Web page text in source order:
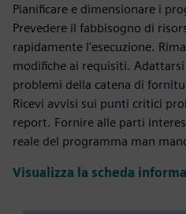
Pianificare e dimensionare i
Prevedere il fabbisogno di
rapidamente l'esecuzione.
modifiche ai requisiti.
problemi della catena di
Ricevi avvisi sui punti critici
report. Fornire alle parti
reale del programma man